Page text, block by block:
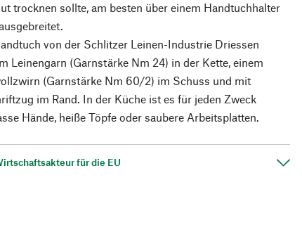
trocknen sollte, am besten über einem Handtuchhalter
von der Schlitzer Leinen-Industrie Driessen
Leinengarn (Garnstärke Nm 24) in der Kette, einem
(Garnstärke Nm 60/2) im Schuss und mit
im Rand. In der Küche ist es für jeden Zweck
Hände, heiße Töpfe oder saubere Arbeitsplatten.
für die EU